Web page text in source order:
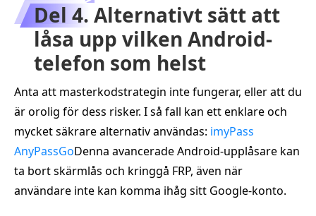
Del 4. Alternativt sätt att
låsa upp vilken Android-
telefon som helst
Anta att masterkodstrategin inte fungerar, eller att du
är orolig för dess risker. I så fall kan ett enklare och
mycket säkrare alternativ användas: imyPass
AnyPassGoDenna avancerade Android-upplåsare kan
ta bort skärmlås och kringgå FRP, även när
användare inte kan komma ihåg sitt Google-konto.